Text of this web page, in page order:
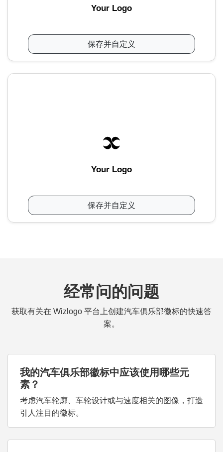
Your Logo
保存并自定义
Your Logo
保存并自定义
经常问的问题
获取有关在 Wizlogo 平台上创建汽车俱乐部徽标的快速答
案。
我的汽车俱乐部徽标中应该使用哪些元
素？
考虑汽车轮廓、车轮设计或与速度相关的图像，打造
引人注目的徽标。